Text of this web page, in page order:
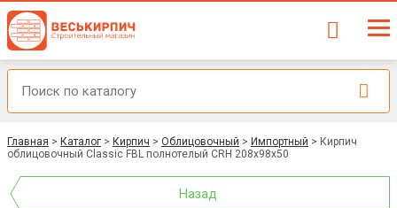
Главная > Каталог > Кирпич > Облицовочный > Импортный > Кирпич
облицовочный Classic FBL полнотелый CRH 208x98x50
Назад